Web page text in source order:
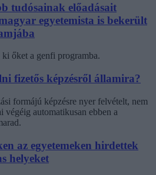
tudósainak előadásait
egyetemista is bekerült
őket a genfi programba.
fizetős képzésről államira?
formájú képzésre nyer felvételt, nem
végéig automatikusan ebben a
az egyetemeken hirdettek
helyeket